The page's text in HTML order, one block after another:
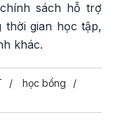
sách hỗ trợ
thời gian học tập,
khác.
học bổng